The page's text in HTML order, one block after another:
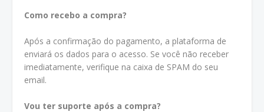
Como recebo a compra?
Após a confirmação do pagamento, a plataforma de
enviará os dados para o acesso. Se você não receber
imediatamente, verifique na caixa de SPAM do seu
email.
Vou ter suporte após a compra?